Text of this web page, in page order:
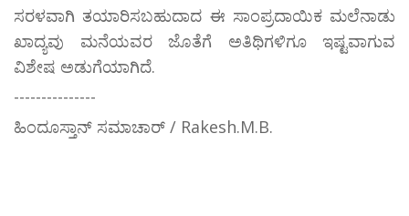
ಸರಳವಾಗಿ ತಯಾರಿಸಬಹುದಾದ ಈ ಸಾಂಪ್ರದಾಯಿಕ ಮಲೆನಾಡು
ಖಾದ್ಯವು ಮನೆಯವರ ಜೊತೆಗೆ ಅತಿಥಿಗಳಿಗೂ ಇಷ್ಟವಾಗುವ
ವಿಶೇಷ ಅಡುಗೆಯಾಗಿದೆ.
---------------
ಹಿಂದೂಸ್ತಾನ್ ಸಮಾಚಾರ್ / Rakesh.M.B.